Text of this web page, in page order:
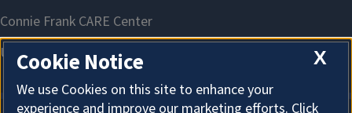
X
Cookie Notice
We use Cookies on this site to enhance your
experience and improve our marketing efforts. Click